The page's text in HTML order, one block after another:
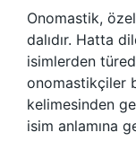
Onomastik,
dalıdır. Hatta
isimlerden
onomastikçiler
kelimesinden
isim anlamına